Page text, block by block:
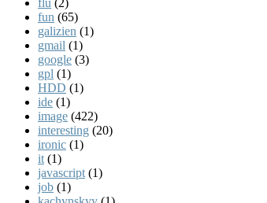
fun (65)
galizien (1)
gmail (1)
google (3)
gpl (1)
HDD (1)
ide (1)
image (422)
interesting (20)
ironic (1)
it (1)
javascript (1)
job (1)